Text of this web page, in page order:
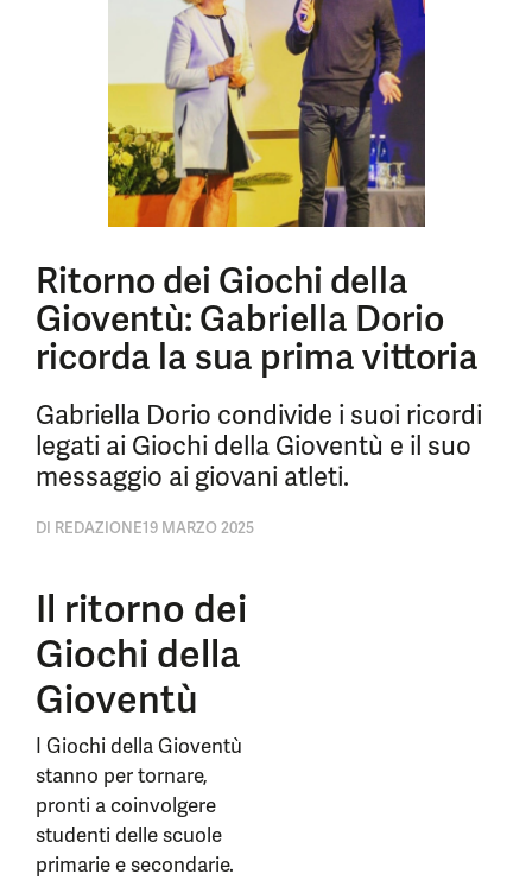
Ritorno dei Giochi della
Gioventù: Gabriella Dorio
ricorda la sua prima vittoria
Gabriella Dorio condivide i suoi ricordi
legati ai Giochi della Gioventù e il suo
messaggio ai giovani atleti.
DI REDAZIONE19 MARZO 2025
Il ritorno dei
Giochi della
Gioventù
I Giochi della Gioventù
stanno per tornare,
pronti a coinvolgere
studenti delle scuole
primarie e secondarie.